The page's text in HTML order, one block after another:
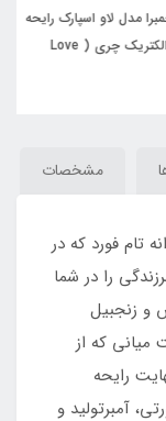
مدل لاو اسپارک رایحه
تام فورد الکتریک چری ( Love
مشخصات
تام فورد که در
را در شما
و زنجبیل
که از
رایحه
آمبرتولید و